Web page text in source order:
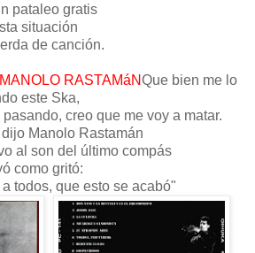
pataleo gratis
situación
de canción.
RASTAMáNQue bien me lo
este Ska,
creo que me voy a matar.
Manolo Rastamán
al son del último compás
como gritó:
todos, que esto se acabó"